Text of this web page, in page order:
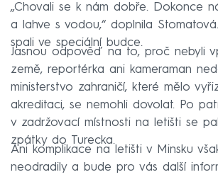
„Chovali se k nám dobře. Dokonce
a lahve s vodou,“ doplnila
spali ve speciální budce.
Jasnou odpověď na to, proč nebyli
země, reportérka ani kameraman
ministerstvo zahraničí, které mělo
akreditaci, se nemohli dovolat. Po
v zadržovací místnosti na letišti se
zpátky do Turecka.
Ani komplikace na letišti v Minsku
neodradily a bude pro vás další